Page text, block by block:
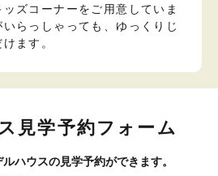
ズコーナーをご用意していま
らっしゃっても、ゆっくりじ
ます。
見学予約フォーム
ハウスの見学予約ができます。